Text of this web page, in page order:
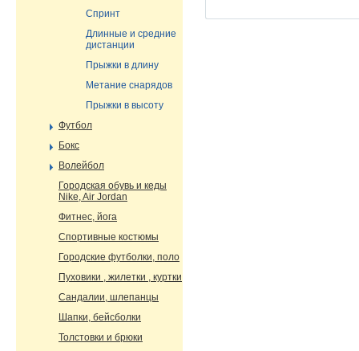
Спринт
Длинные и средние
дистанции
Прыжки в длину
Метание снарядов
Прыжки в высоту
Футбол
Бокс
Волейбол
Городская обувь и кеды
Nike, Air Jordan
Фитнес, йога
Спортивные костюмы
Городские футболки, поло
Пуховики , жилетки , куртки
Сандалии, шлепанцы
Шапки, бейсболки
Толстовки и брюки